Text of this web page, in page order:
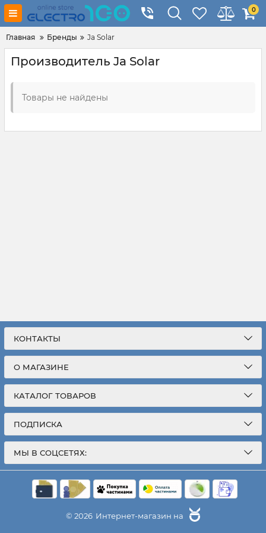
0
Главная Бренды Ja Solar
Производитель Ja Solar
Товары не найдены
КОНТАКТЫ
О МАГАЗИНЕ
КАТАЛОГ ТОВАРОВ
ПОДПИСКА
МЫ В СОЦСЕТЯХ:
© 2026 Интернет-магазин на